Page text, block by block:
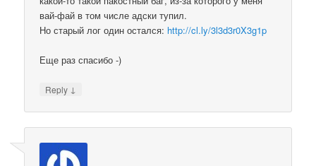
вай-фай в том числе адски тупил.
Но старый лог один остался: http://cl.ly/3l3d3r0X3g1p
Еще раз спасибо -)
Reply ↓